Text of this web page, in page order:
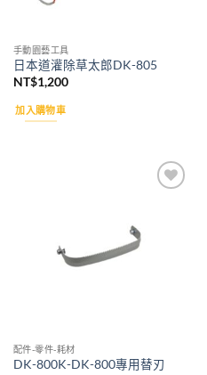
手動園藝工具
日本道灌除草太郎DK-805
NT$1,200
加入購物車
配件-零件-耗材
DK-800K-DK-800專用替刃